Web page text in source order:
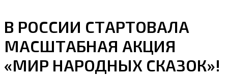
В РОССИИ СТАРТОВАЛА
МАСШТАБНАЯ АКЦИЯ
«МИР НАРОДНЫХ СКАЗОК»!